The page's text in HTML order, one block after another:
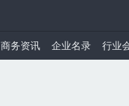
商务资讯 企业名录 行业